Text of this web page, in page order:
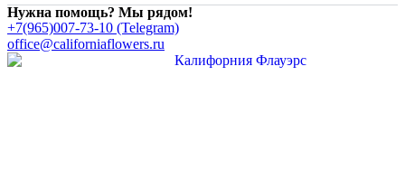
Нужна помощь? Мы рядом!
+7(965)007-73-10 (Telegram)
office@californiaflowers.ru